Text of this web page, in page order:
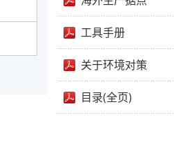
工具手册
关于环境对策
目录(全页)